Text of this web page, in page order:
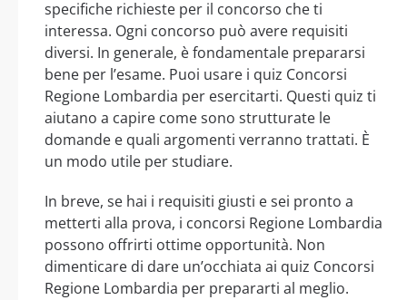
specifiche richieste per il concorso che ti
interessa. Ogni concorso può avere requisiti
diversi. In generale, è fondamentale prepararsi
bene per l’esame. Puoi usare i quiz Concorsi
Regione Lombardia per esercitarti. Questi quiz ti
aiutano a capire come sono strutturate le
domande e quali argomenti verranno trattati. È
un modo utile per studiare.
In breve, se hai i requisiti giusti e sei pronto a
metterti alla prova, i concorsi Regione Lombardia
possono offrirti ottime opportunità. Non
dimenticare di dare un’occhiata ai quiz Concorsi
Regione Lombardia per prepararti al meglio.